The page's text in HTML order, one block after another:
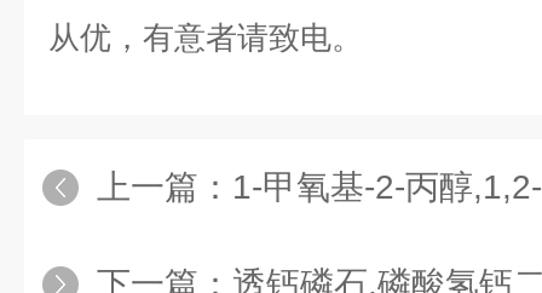
从优，有意者请致电。
上一篇： 1-甲氧基-2-丙醇
下一篇： 透钙磷石,磷酸氢钙